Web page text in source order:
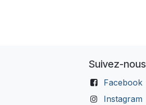
Suivez-nous
Facebook
Instagram